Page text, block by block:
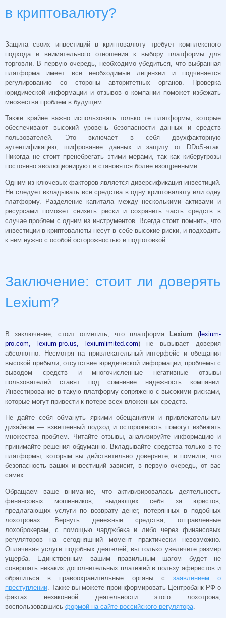
в криптовалюту?
Защита своих инвестиций в криптовалюту требует комплексного
подхода и внимательного отношения к выбору платформы для
торговли. В первую очередь, необходимо убедиться, что выбранная
платформа имеет все необходимые лицензии и подчиняется
регулированию со стороны авторитетных органов. Проверка
юридической информации и отзывов о компании поможет избежать
множества проблем в будущем.
Также крайне важно использовать только те платформы, которые
обеспечивают высокий уровень безопасности данных и средств
пользователей. Это включает в себя двухфакторную
аутентификацию, шифрование данных и защиту от DDoS-атак.
Никогда не стоит пренебрегать этими мерами, так как киберугрозы
постоянно эволюционируют и становятся более изощренными.
Одним из ключевых факторов является диверсификация инвестиций.
Не следует вкладывать все средства в одну криптовалюту или одну
платформу. Разделение капитала между несколькими активами и
ресурсами поможет снизить риски и сохранить часть средств в
случае проблем с одним из инструментов. Всегда стоит помнить, что
инвестиции в криптовалюты несут в себе высокие риски, и подходить
к ним нужно с особой осторожностью и подготовкой.
Заключение: стоит ли доверять
Lexium?
В заключение, стоит отметить, что платформа Lexium ( lexium-
pro.com, lexium-pro.us, lexiumlimited.com) не вызывает доверия
абсолютно. Несмотря на привлекательный интерфейс и обещания
высокой прибыли, отсутствие юридической информации, проблемы с
выводом средств и многочисленные негативные отзывы
пользователей ставят под сомнение надежность компании.
Инвестирование в такую платформу сопряжено с высокими рисками,
которые могут привести к потере всех вложенных средств.
Не дайте себя обмануть яркими обещаниями и привлекательным
дизайном — взвешенный подход и осторожность помогут избежать
множества проблем. Читайте отзывы, анализируйте информацию и
принимайте решения обдуманно. Вкладывайте средства только в те
платформы, которым вы действительно доверяете, и помните, что
безопасность ваших инвестиций зависит, в первую очередь, от вас
самих.
Обращаем ваше внимание, что активизировалась деятельность
финансовых мошенников, выдающих себя за юристов,
предлагающих услуги по возврату денег, потерянных в подобных
лохотронах. Вернуть денежные средства, отправленные
лохоброкерам, с помощью чарджбека и либо через финансовых
регуляторов на сегодняшний момент практически невозможно.
Оплачивая услуги подобных деятелей, вы только увеличите размер
ущерба. Единственным вашим правильным шагом будет не
совершать никаких дополнительных платежей в пользу аферистов и
обратиться в правоохранительные органы с заявлением о
преступлении . Также вы можете проинформировать Центробанк РФ о
фактах незаконной деятельности этого лохотрона,
воспользовавшись формой на сайте российского регулятора